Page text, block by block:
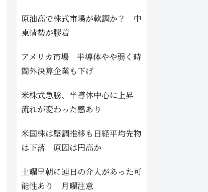
原油高で株式市場が軟調か？ 中
東情勢が膠着
アメリカ市場 半導体やや弱く時
間外決算企業も下げ
米株式急騰、半導体中心に上昇
流れが変わった感あり
米国株は堅調推移も日経平均先物
は下落 原因は円高か
土曜早朝に連日の介入があった可
能性あり 月曜注意